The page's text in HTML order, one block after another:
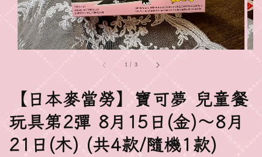
1 / 3
【日本麥當勞】寶可夢 兒童餐
玩具第2彈 8月15日(金)～8月
21日(木) (共4款/隨機1款)